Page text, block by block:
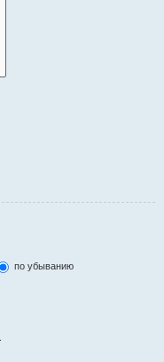
по убыванию